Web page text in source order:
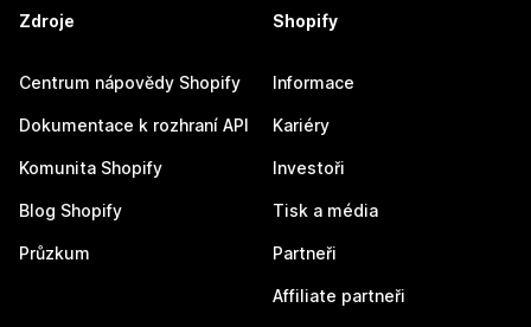
Zdroje
Centrum nápovědy Shopify
Dokumentace k rozhraní API
Komunita Shopify
Blog Shopify
Průzkum
Shopify
Informace
Kariéry
Investoři
Tisk a média
Partneři
Affiliate partneři